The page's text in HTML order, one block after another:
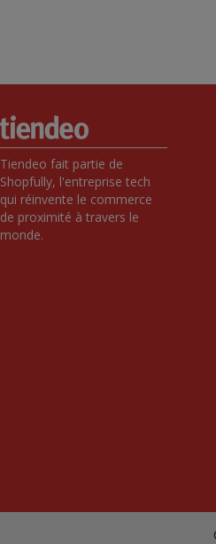
Tiendeo fait partie de
Shopfully, l'entreprise tech
qui réinvente le commerce
de proximité à travers le
monde.